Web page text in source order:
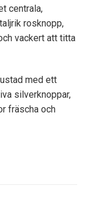
centrala,
rosknopp,
vackert att titta
med ett
silverknoppar,
fräscha och